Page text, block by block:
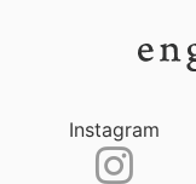
Instagram